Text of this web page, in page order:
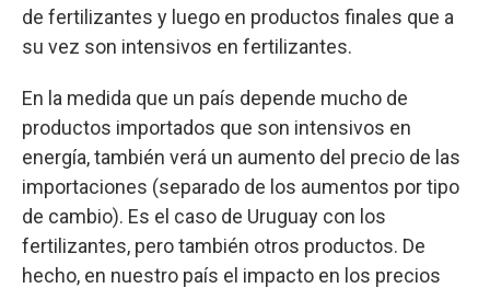
de fertilizantes y luego en productos finales que a
su vez son intensivos en fertilizantes.
En la medida que un país depende mucho de
productos importados que son intensivos en
energía, también verá un aumento del precio de las
importaciones (separado de los aumentos por tipo
de cambio). Es el caso de Uruguay con los
fertilizantes, pero también otros productos. De
hecho, en nuestro país el impacto en los precios